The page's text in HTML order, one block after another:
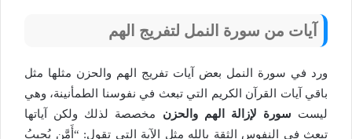
آيات من سورة النمل لتفريج الهم
ورد في سورة النمل بعض آيات تفريج الهم والحزن مثلها مثل
باقي آيات القرآن الكريم التي تبعث في نفوسنا الطمأنينة، وهي
ليست سورة لإزالة الهم والحزن مخصصة لذلك ولكن آياتها
تبعث في النفوس الثقة بالله مثل الآية التي تقول: “أَمَّن يُجِيبُ